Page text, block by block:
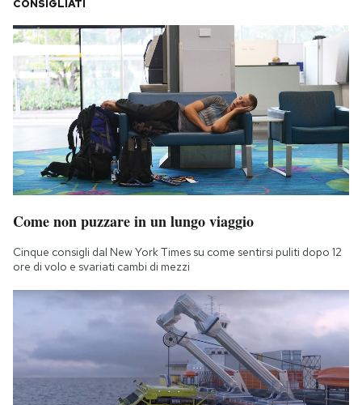
CONSIGLIATI
Come non puzzare in un lungo viaggio
Cinque consigli dal New York Times su come sentirsi puliti dopo 12
ore di volo e svariati cambi di mezzi